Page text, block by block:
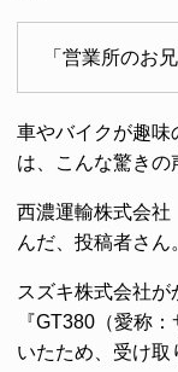
「営業所のお
車やバイクが趣味
は、こんな驚きの
西濃運輸株式会社
んだ、投稿者さん
スズキ株式会社が
『GT380（愛称
いたため、受け取